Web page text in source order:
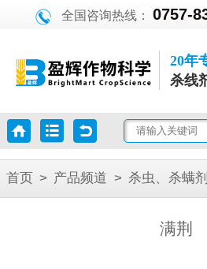
全国咨询热线：0757-
20年
杀线
首页 > 产品频道 > 杀虫、杀螨剂
满荆